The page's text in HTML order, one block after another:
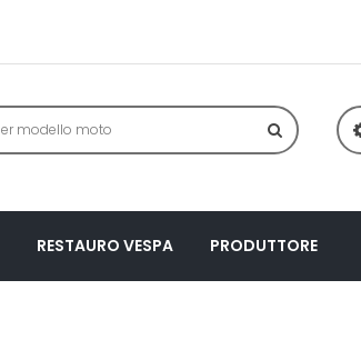
RESTAURO VESPA PRODUTTORE